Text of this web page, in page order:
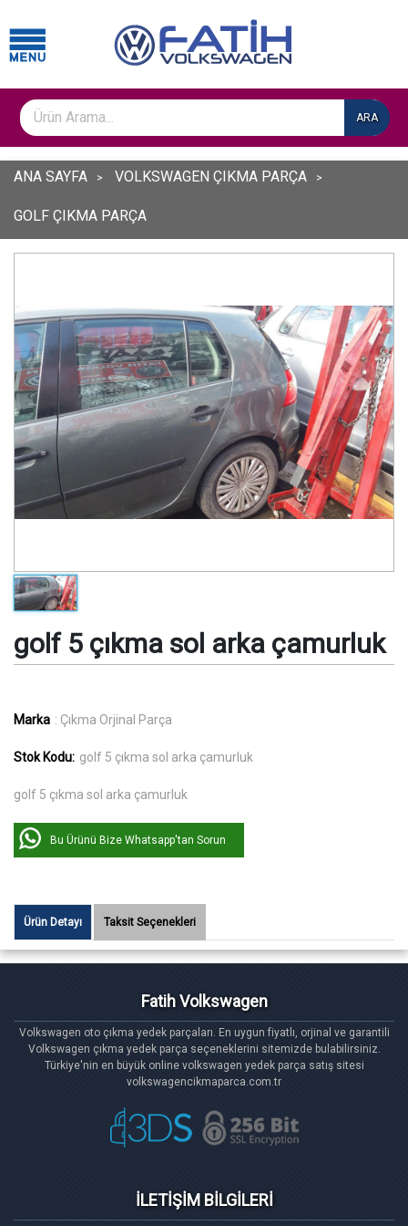
ARA
ANA SAYFA VOLKSWAGEN ÇIKMA PARÇA
GOLF ÇIKMA PARÇA
golf 5 çıkma sol arka çamurluk
Marka : Çıkma Orjinal Parça
Stok Kodu: golf 5 çıkma sol arka çamurluk
golf 5 çıkma sol arka çamurluk
Bu Ürünü Bize Whatsapp'tan Sorun
Ürün Detayı Taksit Seçenekleri
Fatih Volkswagen
Volkswagen oto çıkma yedek parçaları. En uygun fiyatlı, orjinal ve garantili
Volkswagen çıkma yedek parça seçeneklerini sitemizde bulabilirsiniz.
Türkiye'nin en büyük online volkswagen yedek parça satış sitesi
volkswagencikmaparca.com.tr
İLETİŞİM BİLGİLERİ